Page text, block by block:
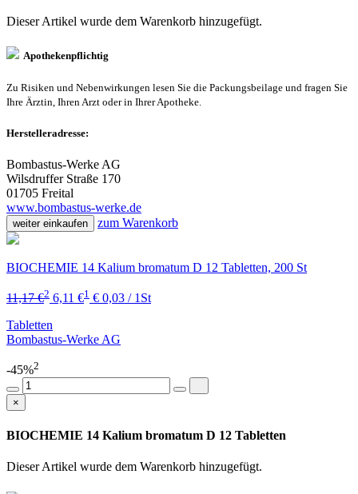
Dieser Artikel wurde dem Warenkorb hinzugefügt.
Apothekenpflichtig
Zu Risiken und Nebenwirkungen lesen Sie die Packungsbeilage und fragen Sie
Ihre Ärztin, Ihren Arzt oder in Ihrer Apotheke.
Herstelleradresse:
Bombastus-Werke AG
Wilsdruffer Straße 170
01705 Freital
www.bombastus-werke.de
weiter einkaufen zum Warenkorb
BIOCHEMIE 14 Kalium bromatum D 12 Tabletten, 200 St
11,17 €2 6,11 €1 € 0,03 / 1St
Tabletten
Bombastus-Werke AG
-45%2
×
BIOCHEMIE 14 Kalium bromatum D 12 Tabletten
Dieser Artikel wurde dem Warenkorb hinzugefügt.